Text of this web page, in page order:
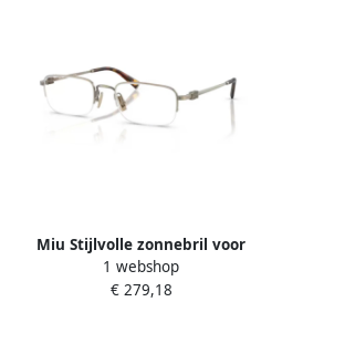
Miu Stijlvolle zonnebril voor
vrouwen Gray Unisex
1 webshop
€ 279,18